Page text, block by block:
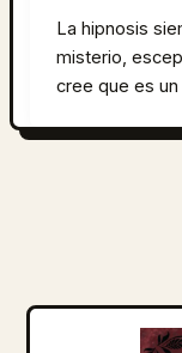
La hipnosis
misterio,
cree que es